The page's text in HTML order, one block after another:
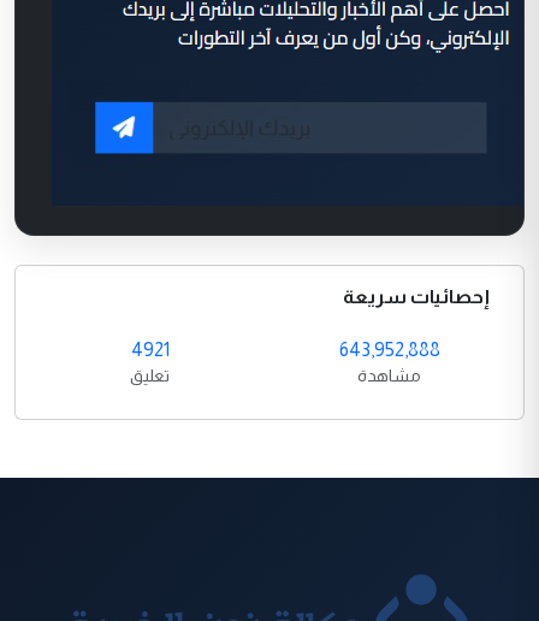
إحصائيات سريعة
643,952,888
مشاهدة
4921
تعليق